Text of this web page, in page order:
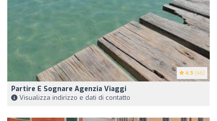
4.9 (46)
Partire E Sognare Agenzia Viaggi
Visualizza indirizzo e dati di contatto